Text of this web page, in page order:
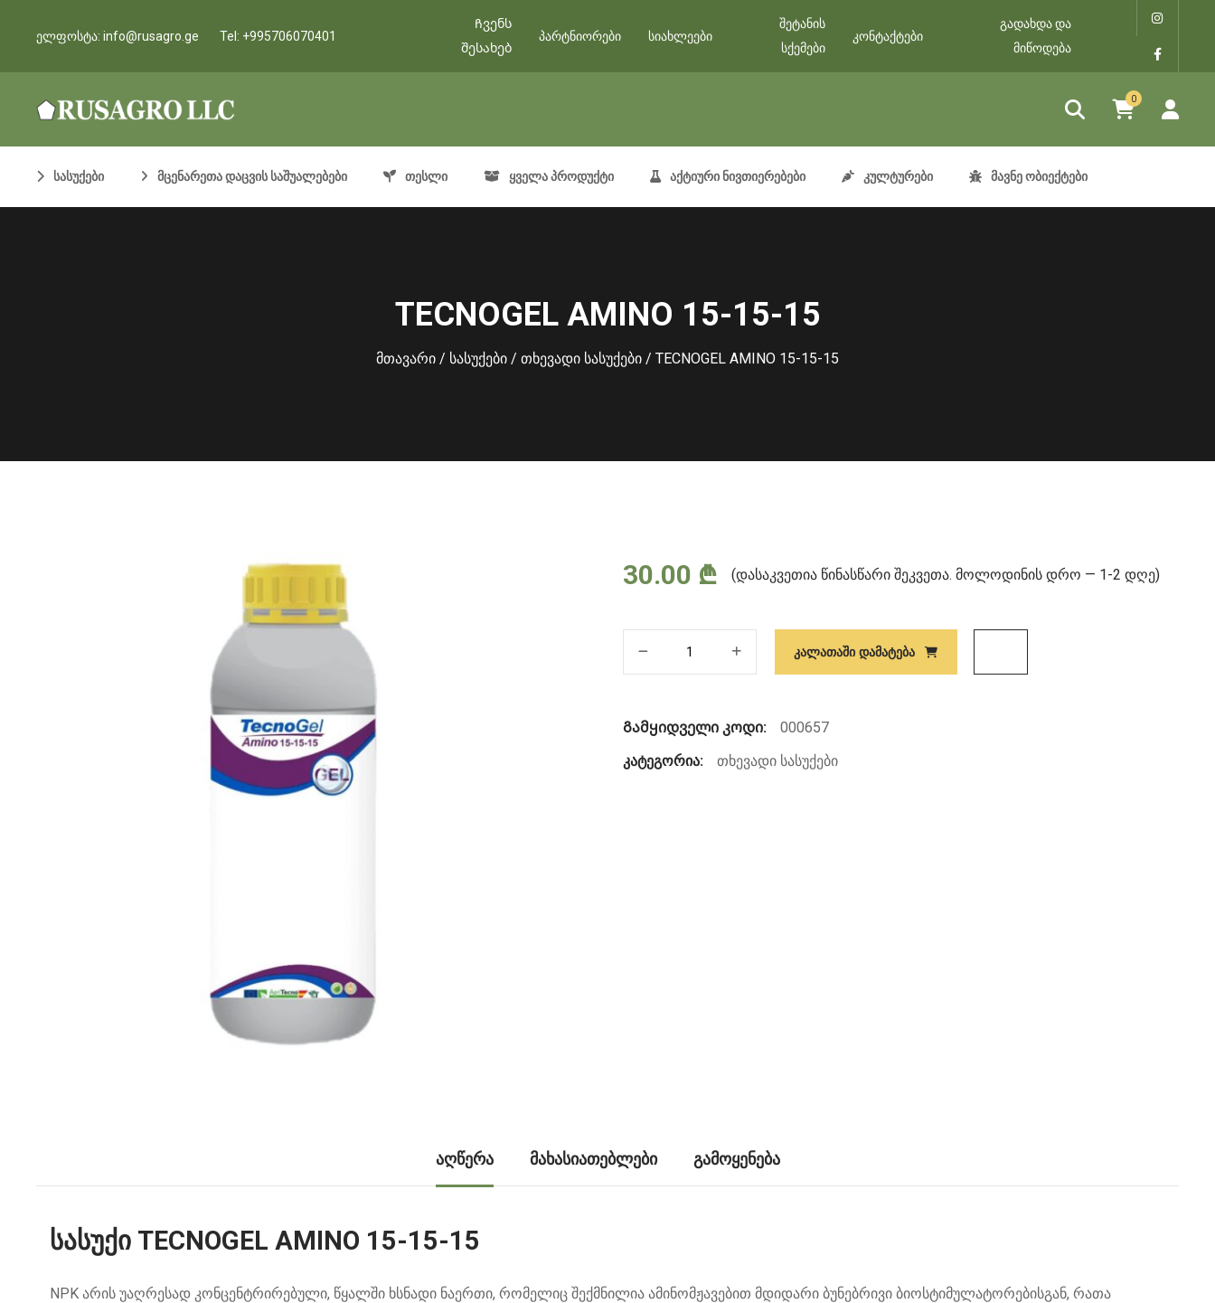
ელფოსტა: info@rusagro.ge Tel: +995706070401
Ჩვენს
შესახებ
პარტნიორები სიახლეები
შეტანის
სქემები
კონტაქტები
გადახდა და
მიწოდება
0
სასუქები მცენარეთა დაცვის საშუალებები თესლი ყველა პროდუქტი აქტიური ნივთიერებები კულტურები მავნე ობიექტები
TECNOGEL AMINO 15-15-15
მთავარი / სასუქები / თხევადი სასუქები / TECNOGEL AMINO 15-15-15
30.00 ₾ (დასაკვეთია წინასწარი შეკვეთა. მოლოდინის დრო — 1-2 დღე)
15
ᲙᲐᲚᲐᲗᲐᲨᲘ ᲓᲐᲛᲐᲢᲔᲑᲐ
Გამყიდველი კოდი:
000657
კატეგორია:
თხევადი სასუქები
ᲐᲦᲬᲔᲠᲐ ᲛᲐᲮᲐᲡᲘᲐᲗᲔᲑᲚᲔᲑᲘ ᲒᲐᲛᲝᲧᲔᲜᲔᲑᲐ
სასუქი TECNOGEL AMINO 15-15-15
NPK არის უაღრესად კონცენტრირებული, წყალში ხსნადი ნაერთი, რომელიც შექმნილია ამინომჟავებით მდიდარი ბუნებრივი ბიოსტიმულატორებისგან, რათა